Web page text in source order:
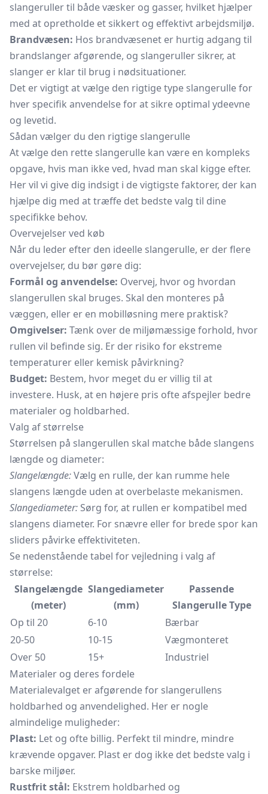
slangeruller til både væsker og gasser, hvilket hjælper
med at opretholde et sikkert og effektivt arbejdsmiljø.
Brandvæsen: Hos brandvæsenet er hurtig adgang til
brandslanger afgørende, og slangeruller sikrer, at
slanger er klar til brug i nødsituationer.
Det er vigtigt at vælge den rigtige type slangerulle for
hver specifik anvendelse for at sikre optimal ydeevne
og levetid.
Sådan vælger du den rigtige slangerulle
At vælge den rette slangerulle kan være en kompleks
opgave, hvis man ikke ved, hvad man skal kigge efter.
Her vil vi give dig indsigt i de vigtigste faktorer, der kan
hjælpe dig med at træffe det bedste valg til dine
specifikke behov.
Overvejelser ved køb
Når du leder efter den ideelle slangerulle, er der flere
overvejelser, du bør gøre dig:
Formål og anvendelse: Overvej, hvor og hvordan
slangerullen skal bruges. Skal den monteres på
væggen, eller er en mobilløsning mere praktisk?
Omgivelser: Tænk over de miljømæssige forhold, hvor
rullen vil befinde sig. Er der risiko for ekstreme
temperaturer eller kemisk påvirkning?
Budget: Bestem, hvor meget du er villig til at
investere. Husk, at en højere pris ofte afspejler bedre
materialer og holdbarhed.
Valg af størrelse
Størrelsen på slangerullen skal matche både slangens
længde og diameter:
Slangelængde:Vælg en rulle, der kan rumme hele
slangens længde uden at overbelaste mekanismen.
Slangediameter: Sørg for, at rullen er kompatibel med
slangens diameter. For snævre eller for brede spor kan
sliders påvirke effektiviteten.
Se nedenstående tabel for vejledning i valg af
størrelse:
Slangelængde
(meter)
Slangediameter
(mm)
Passende
Slangerulle Type
Op til 20
6-10
Bærbar
20-50
10-15
Vægmonteret
Over 50
15+
Industriel
Materialer og deres fordele
Materialevalget er afgørende for slangerullens
holdbarhed og anvendelighed. Her er nogle
almindelige muligheder:
Plast: Let og ofte billig. Perfekt til mindre, mindre
krævende opgaver. Plast er dog ikke det bedste valg i
barske miljøer.
Rustfrit stål: Ekstrem holdbarhed og